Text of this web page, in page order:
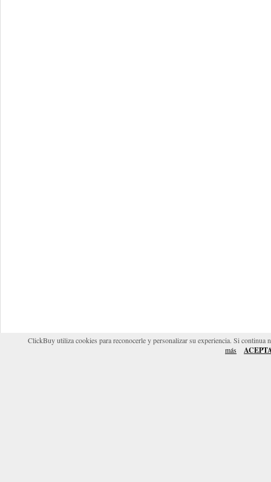
ClickBuy utiliza cookies para reconocerle y personalizar su experiencia. Si continua
más